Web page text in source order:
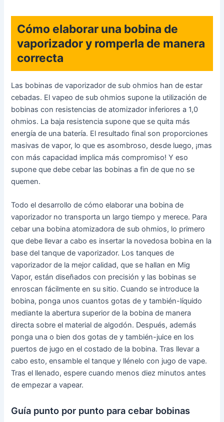
Cómo elaborar una bobina de
vaporizador y romperla de manera
correcta
Las bobinas de vaporizador de sub ohmios han de estar
cebadas. El vapeo de sub ohmios supone la utilización de
bobinas con resistencias de atomizador inferiores a 1,0
ohmios. La baja resistencia supone que se quita más
energía de una batería. El resultado final son proporciones
masivas de vapor, lo que es asombroso, desde luego, ¡mas
con más capacidad implica más compromiso! Y eso
supone que debe cebar las bobinas a fin de que no se
quemen.
Todo el desarrollo de cómo elaborar una bobina de
vaporizador no transporta un largo tiempo y merece. Para
cebar una bobina atomizadora de sub ohmios, lo primero
que debe llevar a cabo es insertar la novedosa bobina en la
base del tanque de vaporizador. Los tanques de
vaporizador de la mejor calidad, que se hallan en Mig
Vapor, están diseñados con precisión y las bobinas se
enroscan fácilmente en su sitio. Cuando se introduce la
bobina, ponga unos cuantos gotas de y también-líquido
mediante la abertura superior de la bobina de manera
directa sobre el material de algodón. Después, además
ponga una o bien dos gotas de y también-juice en los
puertos de jugo en el costado de la bobina. Tras llevar a
cabo esto, ensamble el tanque y llénelo con jugo de vape.
Tras el llenado, espere cuando menos diez minutos antes
de empezar a vapear.
Guía punto por punto para cebar bobinas